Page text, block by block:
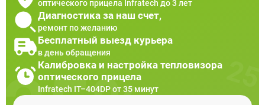
оптического прицела Infratech до 3 лет
Диагностика за наш счет,
ремонт по желанию
Бесплатный выезд курьера
в день обращения
Калибровка и настройка тепловизора
оптического прицела
Infratech IT–404DP от 35 минут